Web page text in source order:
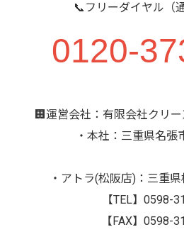
📞フリーダイヤル（
0120-
🏢運営会社：有限会社クリ
・本社：三重県名張
・アトラ(松阪店)：三重
【TEL】0598-
【FAX】0598-